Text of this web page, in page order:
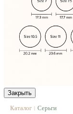
Закрыть
Каталог | Серьги